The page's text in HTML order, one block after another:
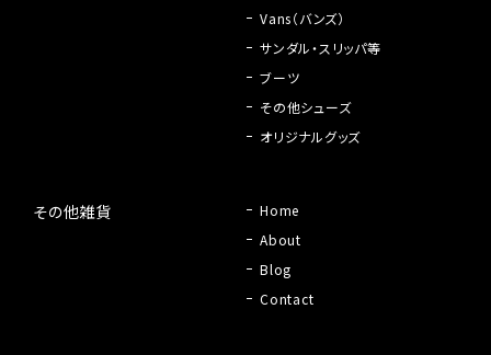
Vans（バンズ）
サンダル・スリッパ等
ブーツ
その他シューズ
オリジナルグッズ
その他雑貨
Home
About
Blog
Contact